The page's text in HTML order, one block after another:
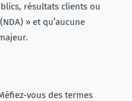
résultats clients ou
» et qu’aucune
vous des termes